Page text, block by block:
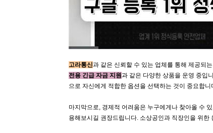
고라통신과 같은 신뢰할 수 있는 업체를 통해 제공되
전용 긴급 자금 지원과 같은 다양한 상품을 운영 중입
으로 자신에게 적합한 옵션을 선택하는 것이 중요합니
마지막으로, 경제적 어려움은 누구에게나 찾아올 수
용해보시길 권장드립니다. 소상공인과 직장인을 위